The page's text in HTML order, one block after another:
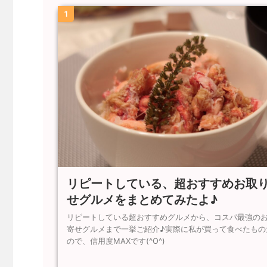
1
リピートしている、超おすすめお取
せグルメをまとめてみたよ♪
リピートしている超おすすめグルメから、コスパ最強の
寄せグルメまで一挙ご紹介♪実際に私が買って食べたも
ので、信用度MAXです(^O^)